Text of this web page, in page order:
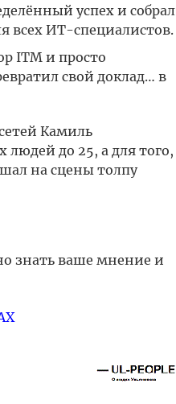
успех и собрал
всех ИТ-специалистов.
ITM и просто
свой доклад… в
Камиль
до 25, а для того,
на сцены толпу
знать ваше мнение и